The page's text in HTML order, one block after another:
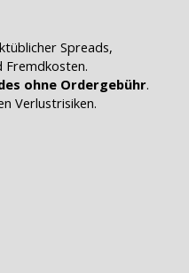
Spreads,
Fremdkosten.
ohne Ordergebühr.
Verlustrisiken.